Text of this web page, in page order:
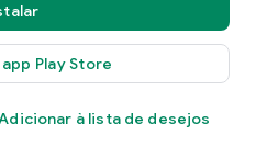
Play Store
à lista de desejos